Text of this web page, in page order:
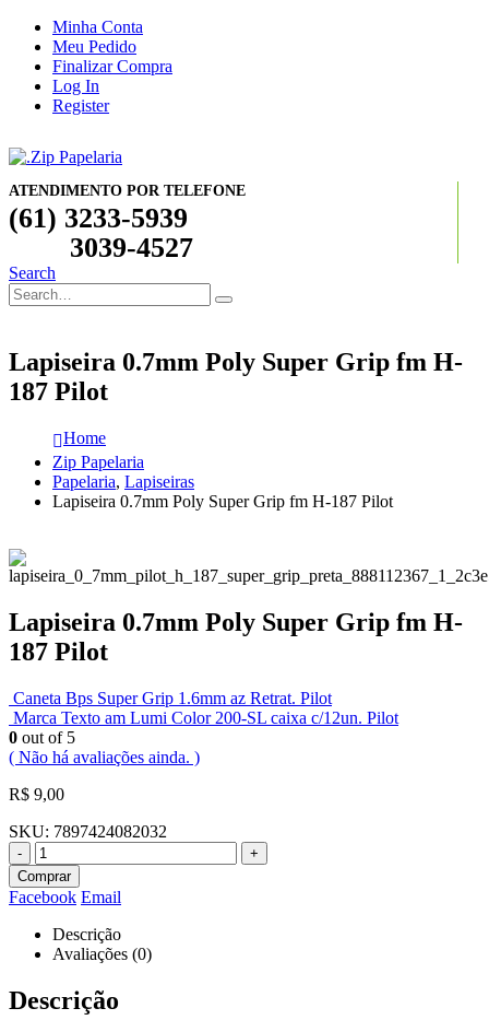
Minha Conta
Meu Pedido
Finalizar Compra
Log In
Register
ATENDIMENTO POR TELEFONE
(61) 3233-5939
3039-4527
Search
Lapiseira 0.7mm Poly Super Grip fm H-
187 Pilot
Home
Zip Papelaria
Papelaria, Lapiseiras
Lapiseira 0.7mm Poly Super Grip fm H-187 Pilot
Lapiseira 0.7mm Poly Super Grip fm H-
187 Pilot
Caneta Bps Super Grip 1.6mm az Retrat. Pilot
Marca Texto am Lumi Color 200-SL caixa c/12un. Pilot
0 out of 5
( Não há avaliações ainda. )
R$ 9,00
SKU: 7897424082032
-
+
Comprar
Facebook Email
Descrição
Avaliações (0)
Descrição